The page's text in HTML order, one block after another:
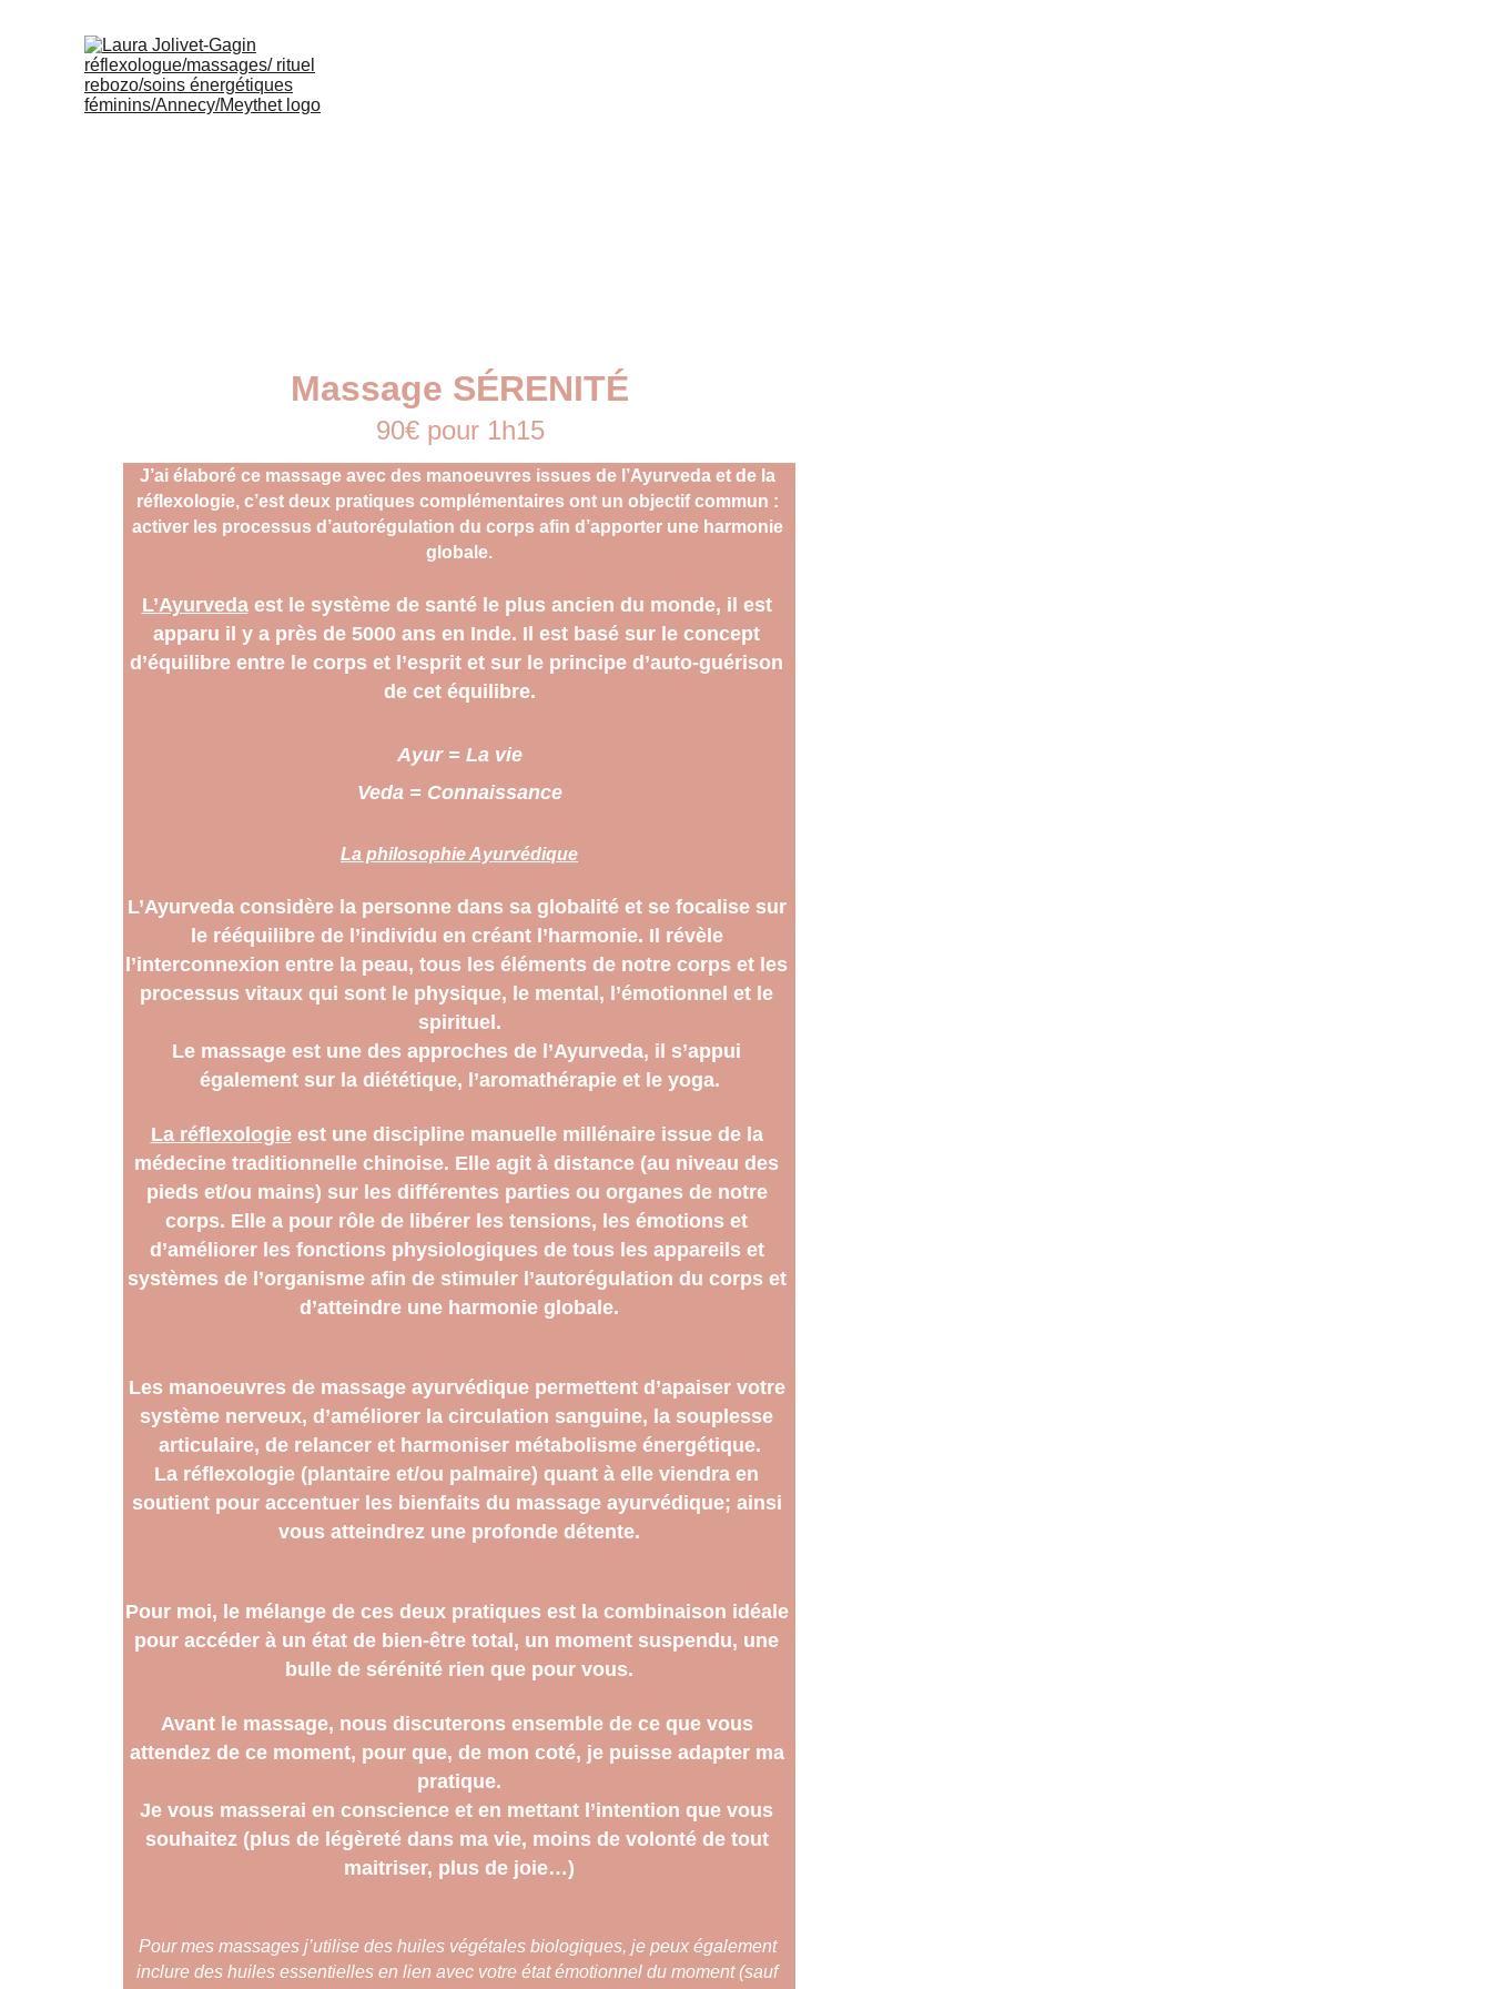
J’ai élaboré ce massage avec des manoeuvres issues de l’Ayurveda et de la
réflexologie, c’est deux pratiques complémentaires ont un objectif commun :
activer les processus d’autorégulation du corps afin d’apporter une harmonie
globale.
L’Ayurveda est le système de santé le plus ancien du monde, il est
apparu il y a près de 5000 ans en Inde. Il est basé sur le concept
d’équilibre entre le corps et l’esprit et sur le principe d’auto-guérison
de cet équilibre.
Ayur = La vie
Veda = Connaissance
La philosophie Ayurvédique
L’Ayurveda considère la personne dans sa globalité et se focalise sur
le rééquilibre de l’individu en créant l’harmonie. Il révèle
l’interconnexion entre la peau, tous les éléments de notre corps et les
processus vitaux qui sont le physique, le mental, l’émotionnel et le
spirituel.
Le massage est une des approches de l’Ayurveda, il s’appui
également sur la diététique, l’aromathérapie et le yoga.
La réflexologie est une discipline manuelle millénaire issue de la
médecine traditionnelle chinoise. Elle agit à distance (au niveau des
pieds et/ou mains) sur les différentes parties ou organes de notre
corps. Elle a pour rôle de libérer les tensions, les émotions et
d’améliorer les fonctions physiologiques de tous les appareils et
systèmes de l’organisme afin de stimuler l’autorégulation du corps et
d’atteindre une harmonie globale.
Les manoeuvres de massage ayurvédique permettent d’apaiser votre
système nerveux, d’améliorer la circulation sanguine, la souplesse
articulaire, de relancer et harmoniser métabolisme énergétique.
La réflexologie (plantaire et/ou palmaire) quant à elle viendra en
soutient pour accentuer les bienfaits du massage ayurvédique; ainsi
vous atteindrez une profonde détente.
Pour moi, le mélange de ces deux pratiques est la combinaison idéale
pour accéder à un état de bien-être total, un moment suspendu, une
bulle de sérénité rien que pour vous.
Avant le massage, nous discuterons ensemble de ce que vous
attendez de ce moment, pour que, de mon coté, je puisse adapter ma
pratique.
Je vous masserai en conscience et en mettant l’intention que vous
souhaitez (plus de légèreté dans ma vie, moins de volonté de tout
maitriser, plus de joie…)
Pour mes massages j’utilise des huiles végétales biologiques, je peux également
inclure des huiles essentielles en lien avec votre état émotionnel du moment (sauf
Massage SÉRENITÉ
90€ pour 1h15